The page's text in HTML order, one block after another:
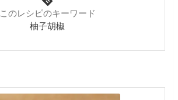
このレシピのキーワード
柚子胡椒